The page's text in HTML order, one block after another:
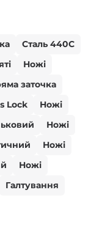
Сталь 440С
Ножі
заточка
Lock
Ножі
Ножі
Ножі
Ножі
Галтування